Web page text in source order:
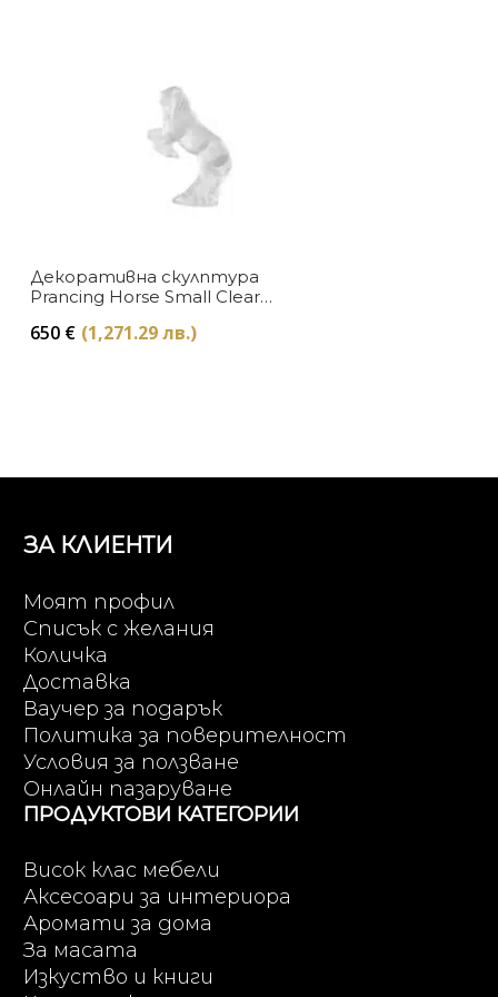
Декоративна скулптура
Prancing Horse Small Clear
650 € (1,271.29 лв.)
ЗА КЛИЕНТИ
Моят профил
Списък с желания
Количка
Доставка
Ваучер за подарък
Политика за поверителност
Условия за ползване
Онлайн пазаруване
ПРОДУКТОВИ КАТЕГОРИИ
Висок клас мебели
Аксесоари за интериора
Аромати за дома
За масата
Изкуство и книги